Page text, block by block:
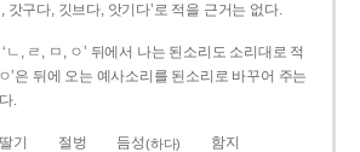
갓구다, 깃브다, 앗기다’로 적을 근거는 없다.
ㄴ, ㄹ, ㅁ, ㅇ’ 뒤에서 나는 된소리도 소리대로 적
’은 뒤에 오는 예사소리를 된소리로 바꾸어 주는
.
딸기 절벙 듬성(하다)
함지